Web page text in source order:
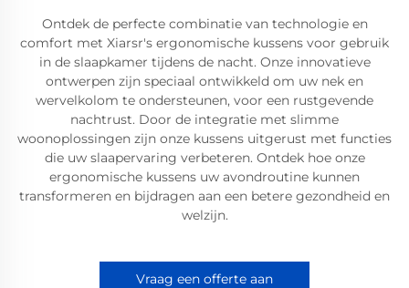
Ontdek de perfecte combinatie van technologie en
comfort met Xiarsr's ergonomische kussens voor gebruik
in de slaapkamer tijdens de nacht. Onze innovatieve
ontwerpen zijn speciaal ontwikkeld om uw nek en
wervelkolom te ondersteunen, voor een rustgevende
nachtrust. Door de integratie met slimme
woonoplossingen zijn onze kussens uitgerust met functies
die uw slaapervaring verbeteren. Ontdek hoe onze
ergonomische kussens uw avondroutine kunnen
transformeren en bijdragen aan een betere gezondheid en
welzijn.
Vraag een offerte aan